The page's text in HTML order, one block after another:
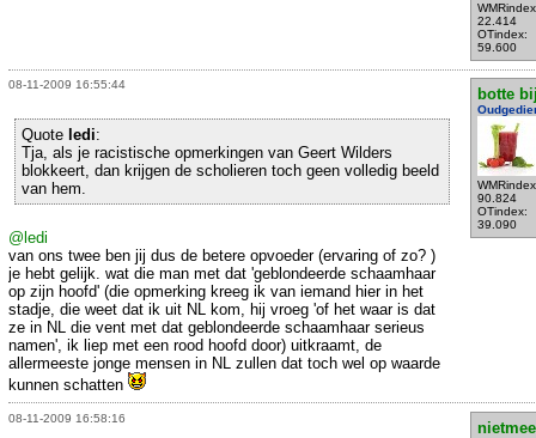
22.414
OTindex:
59.600
08-11-2009 16:55:44
botte
90.824
OTindex:
39.090
Quote ledi:
Tja, als je racistische opmerkingen van Geert Wilders
blokkeert, dan krijgen de scholieren toch geen volledig beeld
van hem.
@ledi
van ons twee ben jij dus de betere opvoeder (ervaring of zo? )
je hebt gelijk. wat die man met dat 'geblondeerde schaamhaar
op zijn hoofd' (die opmerking kreeg ik van iemand hier in het
stadje, die weet dat ik uit NL kom, hij vroeg 'of het waar is dat
ze in NL die vent met dat geblondeerde schaamhaar serieus
namen', ik liep met een rood hoofd door) uitkraamt, de
allermeeste jonge mensen in NL zullen dat toch wel op waarde
kunnen schatten
08-11-2009 16:58:16